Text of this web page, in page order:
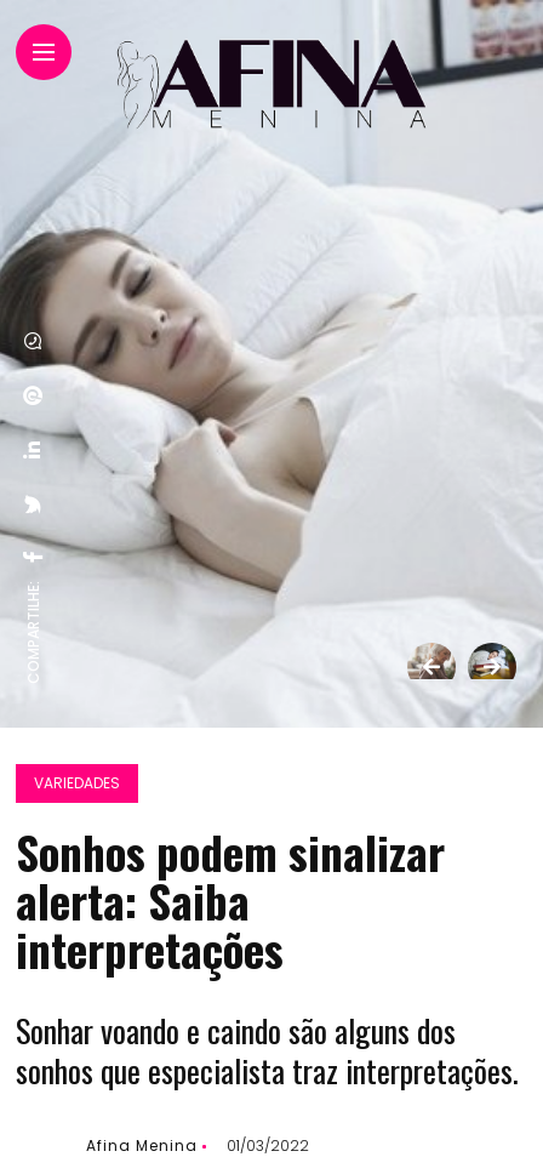
COMPARTILHE:
VARIEDADES
Sonhos podem sinalizar
alerta: Saiba
interpretações
Sonhar voando e caindo são alguns dos
sonhos que especialista traz interpretações.
Afina Menina 01/03/2022